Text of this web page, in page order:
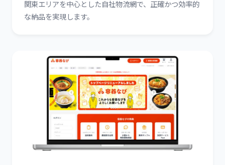
関東エリアを中心とした自社物流網で、正確かつ効率的
な納品を実現します。